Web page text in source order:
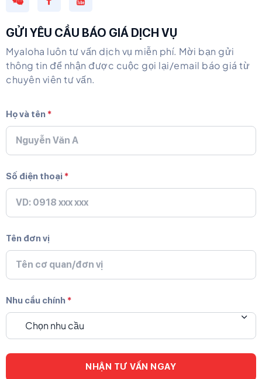
GỬI YÊU CẦU BÁO GIÁ DỊCH VỤ
Myaloha luôn tư vấn dịch vụ miễn phí. Mời bạn gửi
thông tin để nhận được cuộc gọi lại/email báo giá từ
chuyên viên tư vấn.
Họ và tên *
Số điện thoại *
Tên đơn vị
Nhu cầu chính *
Chọn nhu cầu